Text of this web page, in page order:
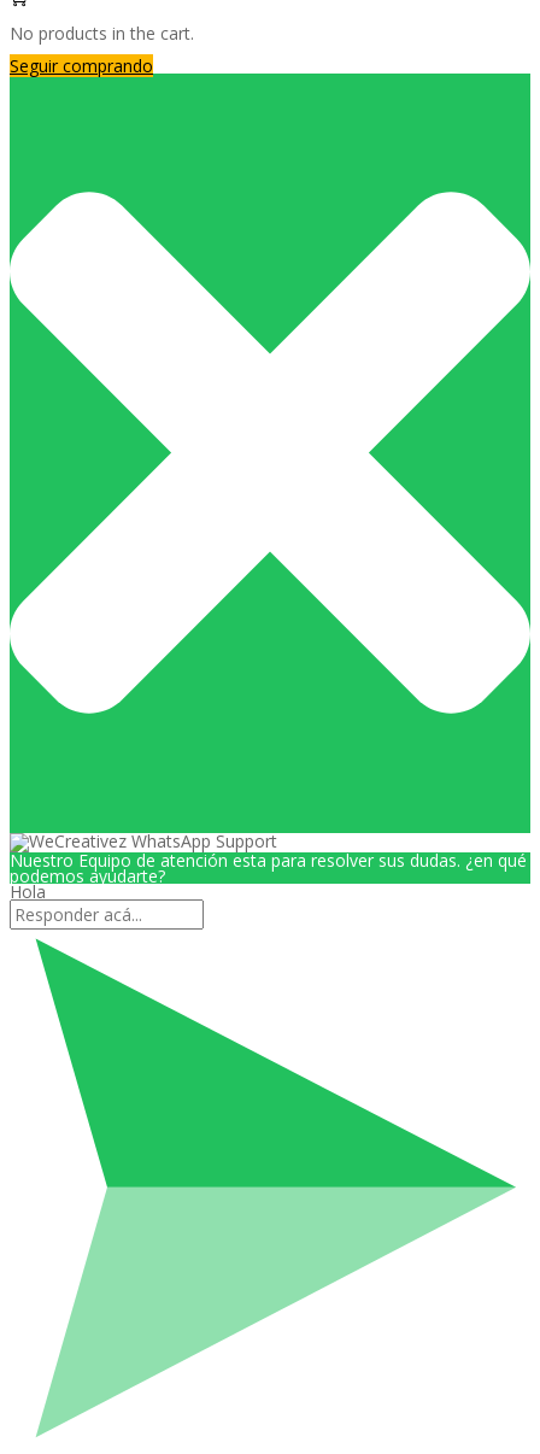
No products in the cart.
Seguir comprando
Nuestro Equipo de atención esta para resolver sus dudas. ¿en qué
podemos ayudarte?
Hola